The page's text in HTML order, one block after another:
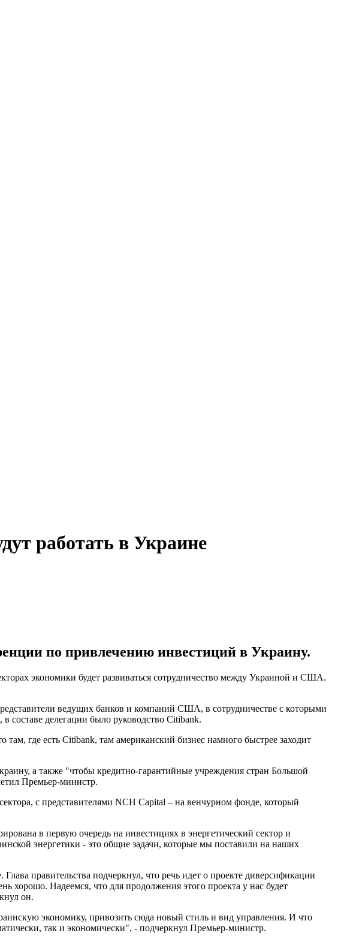
работать в Украине
по привлечению инвестиций в Украину.
экономики будет развиваться сотрудничество между Украиной и США.
ведущих банков и компаний США, в сотрудничестве с которыми
составе делегации было руководство Citibank.
где есть Citibank, там американский бизнес намного быстрее заходит
а также "чтобы кредитно-гарантийные учреждения стран Большой
Премьер-министр.
с представителями NCH Capital – на венчурном фонде, который
в первую очередь на инвестициях в энергетический сектор и
энергетики - это общие задачи, которые мы поставили на наших
правительства подчеркнул, что речь идет о проекте диверсификации
хорошо. Надеемся, что для продолжения этого проекта у нас будет
он.
экономику, привозить сюда новый стиль и вид управления. И что
так и экономически", - подчеркнул Премьер-министр.